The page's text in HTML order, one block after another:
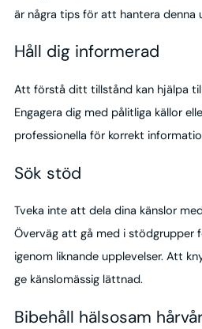
är några tips för att hantera denna
Håll dig informerad
Att förstå ditt tillstånd kan hjälpa
Engagera dig med pålitliga källor
professionella för korrekt
Sök stöd
Tveka inte att dela dina känslor
Överväg att gå med i stödgrupper
igenom liknande upplevelser. Att
ge känslomässig lättnad.
Bibehåll hälsosam